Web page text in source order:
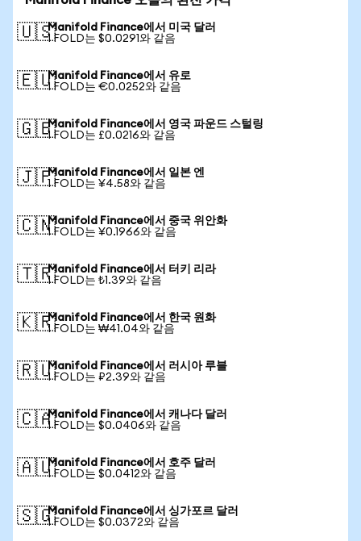
🇺🇸Manifold Finance에서 미국 달러
1 FOLD는 $0.0291와 같음
🇪🇺Manifold Finance에서 유로
1 FOLD는 €0.0252와 같음
🇬🇧Manifold Finance에서 영국 파운드 스털링
1 FOLD는 £0.0216와 같음
🇯🇵Manifold Finance에서 일본 엔
1 FOLD는 ¥4.58와 같음
🇨🇳Manifold Finance에서 중국 위안화
1 FOLD는 ¥0.1966와 같음
🇹🇷Manifold Finance에서 터키 리라
1 FOLD는 ₺1.39와 같음
🇰🇷Manifold Finance에서 한국 원화
1 FOLD는 ₩41.04와 같음
🇷🇺Manifold Finance에서 러시아 루블
1 FOLD는 ₽2.39와 같음
🇨🇦Manifold Finance에서 캐나다 달러
1 FOLD는 $0.0406와 같음
🇦🇺Manifold Finance에서 호주 달러
1 FOLD는 $0.0412와 같음
🇸🇬Manifold Finance에서 싱가포르 달러
1 FOLD는 $0.0372와 같음